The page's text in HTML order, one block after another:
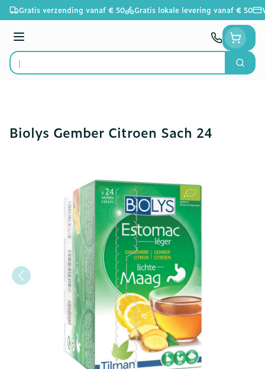
Ga naar de inhoud
Gratis verzending vanaf € 50 Gratis lokale levering vanaf € 50
Menu
Product, merk, categorie...
Zoek
Biolys Gember Citroen Sach 24